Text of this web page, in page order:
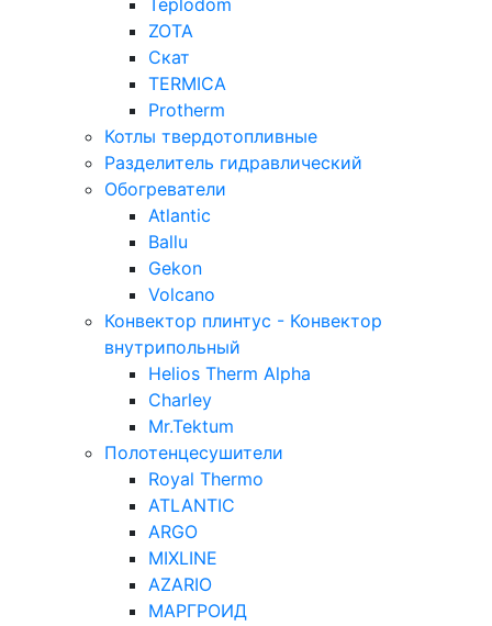
Teplodom
ZOTA
Скат
TERMICA
Protherm
Котлы твердотопливные
Разделитель гидравлический
Обогреватели
Atlantic
Ballu
Gekon
Volcano
Конвектор плинтус - Конвектор
внутрипольный
Helios Therm Alpha
Charley
Mr.Tektum
Полотенцесушители
Royal Thermo
ATLANTIC
ARGO
MIXLINE
AZARIO
МАРГРОИД